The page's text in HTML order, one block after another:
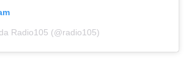
Radio105 (@radio105)